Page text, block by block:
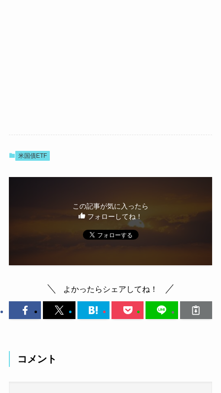
米国債ETF
この記事が気に入ったら
フォローしてね！
よかったらシェアしてね！
コメント